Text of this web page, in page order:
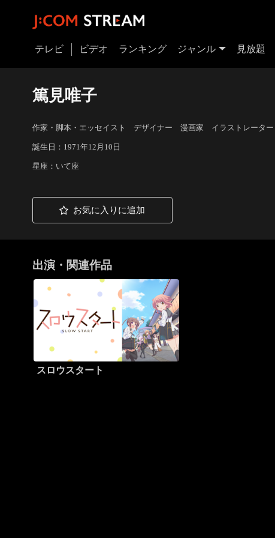
テレビ ビデオ ランキング ジャンル 見放題
篤見唯子
作家・脚本・エッセイスト デザイナー 漫画家 イラストレーター
誕生日：1971年12月10日
星座：いて座
お気に入りに追加
出演・関連作品
スロウスタート